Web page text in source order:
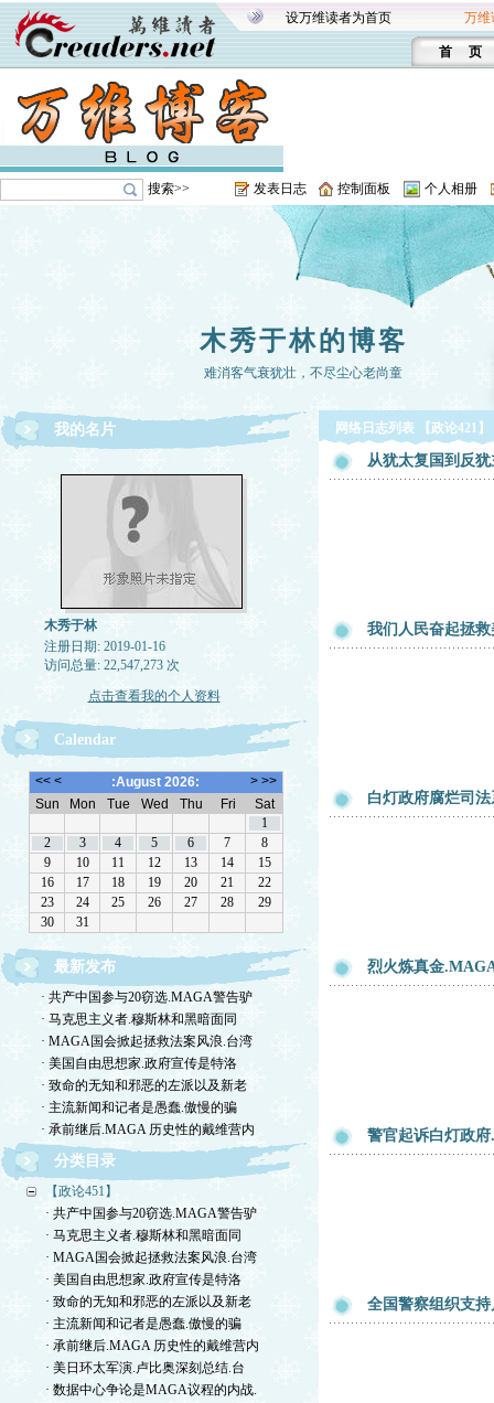
设万维读者为首页 万维
首 页
搜索>> 发表日志 控制面板 个人相册
木秀于林的博客
难消客气衰犹壮，不尽尘心老尚童
我的名片
木秀于林
注册日期: 2019-01-16
访问总量: 22,547,273 次
点击查看我的个人资料
Calendar
最新发布
· 共产中国参与20窃选.MAGA警告驴
· 马克思主义者.穆斯林和黑暗面同
· MAGA国会掀起拯救法案风浪.台湾
· 美国自由思想家.政府宣传是特洛
· 致命的无知和邪恶的左派以及新老
· 主流新闻和记者是愚蠢.傲慢的骗
· 承前继后.MAGA 历史性的戴维营内
分类目录
【政论451】
· 共产中国参与20窃选.MAGA警告驴
· 马克思主义者.穆斯林和黑暗面同
· MAGA国会掀起拯救法案风浪.台湾
· 美国自由思想家.政府宣传是特洛
· 致命的无知和邪恶的左派以及新老
· 主流新闻和记者是愚蠢.傲慢的骗
· 承前继后.MAGA 历史性的戴维营内
· 美日环太军演.卢比奥深刻总结.台
· 数据中心争论是MAGA议程的内战.
网络日志列表 【政论421】
从犹太复国到反
我们人民奋起拯
白灯政府腐烂司
烈火炼真金
警官起诉白灯政
全国警察组织支